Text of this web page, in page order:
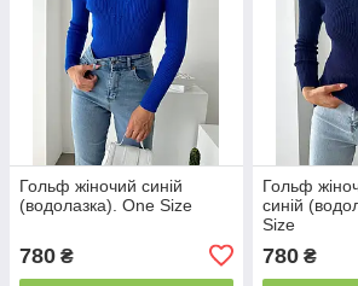
Гольф жіночий синій
(водолазка). One Size
780 ₴
Гольф
синій
Size
780₴